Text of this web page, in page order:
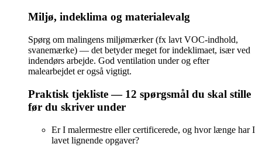
Miljø, indeklima og materialevalg
Spørg om malingens miljømærker (fx lavt VOC-indhold,
svanemærke) — det betyder meget for indeklimaet, især ved
indendørs arbejde. God ventilation under og efter
malearbejdet er også vigtigt.
Praktisk tjekliste — 12 spørgsmål du skal stille
før du skriver under
Er I malermestre eller certificerede, og hvor længe har I
lavet lignende opgaver?